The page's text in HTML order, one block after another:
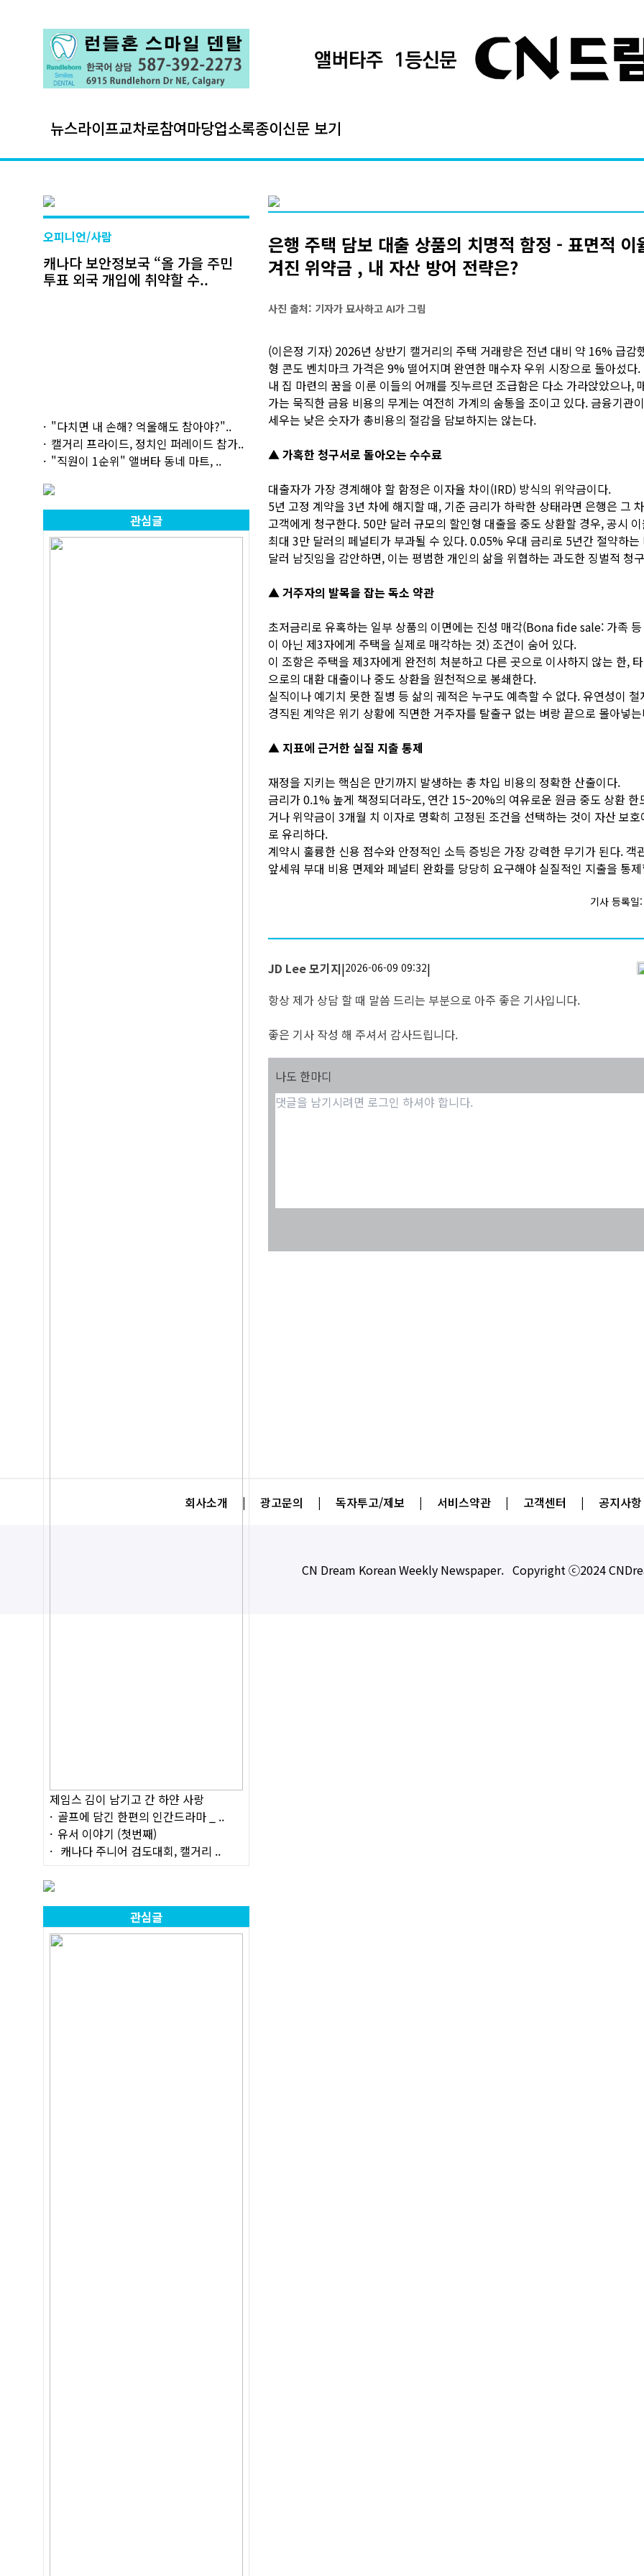
뉴스라이프교차로참여마당업소록종이신문 보기
오피니언/사람
캐나다 보안정보국 “올 가을 주민
투표 외국 개입에 취약할 수..
"다치면 내 손해? 억울해도 참아야?"..
캘거리 프라이드, 정치인 퍼레이드 참가..
"직원이 1순위" 앨버타 동네 마트, ..
관심글
제임스 김이 남기고 간 하얀 사랑
골프에 담긴 한편의 인간드라마 _ ..
유서 이야기 (첫번째)
캐나다 주니어 검도대회, 캘거리 ..
관심글
은행 주택 담보 대출 상품의 치명적 함정 - 표면적 이
겨진 위약금 , 내 자산 방어 전략은?
사진 출처: 기자가 묘사하고 AI가 그림
(이은정 기자) 2026년 상반기 캘거리의 주택 거래량은 전년 대비 약 16% 급감
형 콘도 벤치마크 가격은 9% 떨어지며 완연한 매수자 우위 시장으로 돌아섰다.
내 집 마련의 꿈을 이룬 이들의 어깨를 짓누르던 조급함은 다소 가라앉았으나,
가는 묵직한 금융 비용의 무게는 여전히 가계의 숨통을 조이고 있다. 금융기관
세우는 낮은 숫자가 총비용의 절감을 담보하지는 않는다.
▲ 가혹한 청구서로 돌아오는 수수료
대출자가 가장 경계해야 할 함정은 이자율 차이(IRD) 방식의 위약금이다.
5년 고정 계약을 3년 차에 해지할 때, 기준 금리가 하락한 상태라면 은행은 그
고객에게 청구한다. 50만 달러 규모의 할인형 대출을 중도 상환할 경우, 공시
최대 3만 달러의 페널티가 부과될 수 있다. 0.05% 우대 금리로 5년간 절약하는
달러 남짓임을 감안하면, 이는 평범한 개인의 삶을 위협하는 과도한 징벌적 청
▲ 거주자의 발목을 잡는 독소 약관
초저금리로 유혹하는 일부 상품의 이면에는 진성 매각(Bona fide sale: 가족
이 아닌 제3자에게 주택을 실제로 매각하는 것) 조건이 숨어 있다.
이 조항은 주택을 제3자에게 완전히 처분하고 다른 곳으로 이사하지 않는 한,
으로의 대환 대출이나 중도 상환을 원천적으로 봉쇄한다.
실직이나 예기치 못한 질병 등 삶의 궤적은 누구도 예측할 수 없다. 유연성이 철
경직된 계약은 위기 상황에 직면한 거주자를 탈출구 없는 벼랑 끝으로 몰아넣
▲ 지표에 근거한 실질 지출 통제
재정을 지키는 핵심은 만기까지 발생하는 총 차입 비용의 정확한 산출이다.
금리가 0.1% 높게 책정되더라도, 연간 15~20%의 여유로운 원금 중도 상환 한
거나 위약금이 3개월 치 이자로 명확히 고정된 조건을 선택하는 것이 자산 보
로 유리하다.
계약시 훌륭한 신용 점수와 안정적인 소득 증빙은 가장 강력한 무기가 된다. 객
앞세워 부대 비용 면제와 페널티 완화를 당당히 요구해야 실질적인 지출을 통
기사 등록
JD Lee 모기지|2026-06-09 09:32|
항상 제가 상담 할 때 말씀 드리는 부분으로 아주 좋은 기사입니다.
좋은 기사 작성 해 주셔서 감사드립니다.
나도 한마디
회사소개 | 광고문의 | 독자투고/제보 | 서비스약관 | 고객센터 | 공지사항
CN Dream Korean Weekly Newspaper. Copyright ⓒ2024